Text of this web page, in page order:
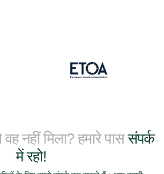
नहीं मिला? हमारे पाससंपर्क
में रहो!